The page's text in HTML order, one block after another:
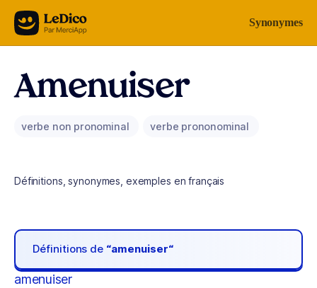
Aller au contenu Synonymes
Amenuiser
verbe non pronominal verbe prononominal
Définitions, synonymes, exemples en français
Définitions de “amenuiser“
amenuiser